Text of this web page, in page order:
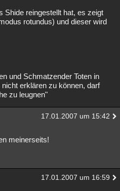
Shide reingestellt hat, es zeigt
rotundus) und dieser wird
und Schmatzender Toten in
erklären zu können, darf
zu leugnen"
17.01.2007 um 15:42
meinerseits!
17.01.2007 um 16:59